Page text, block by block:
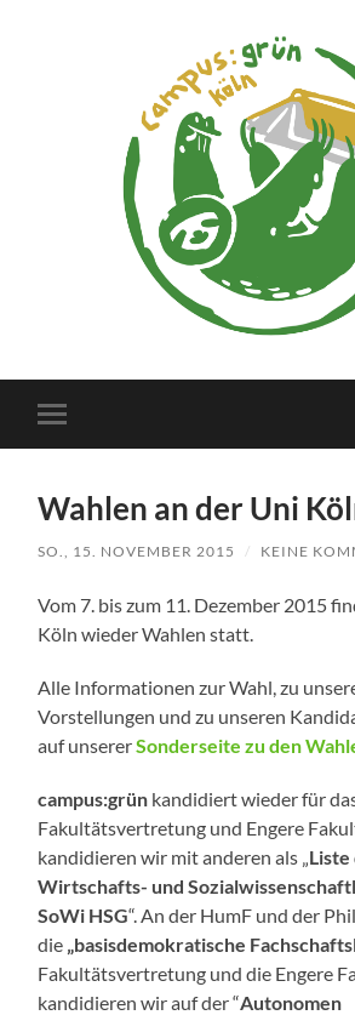
Mobile-
Menü
Wahlen an der Uni
SO., 15. NOVEMBER 2015 / KEINE
Vom 7. bis zum 11. Dezember 2015
Köln wieder Wahlen statt.
Alle Informationen zur Wahl, zu
Vorstellungen und zu unseren
auf unsererSonderseite zu den
campus:grün kandidiert wieder für
Fakultätsvertretung und Engere
kandidieren wir mit anderen als „
Wirtschafts- und
SoWi HSG“. An der HumF und der
die „basisdemokratische
Fakultätsvertretung und die Engere
kandidieren wir auf der “Autonomen